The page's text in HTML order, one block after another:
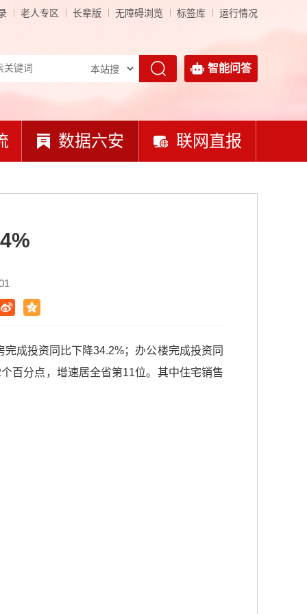
老人专区 长辈版 无障碍浏览 标签库 运行情况
智能问答
数据六安 联网直报
成投资同比下降34.2%；办公楼完成投资同
百分点，增速居全省第11位。其中住宅销售